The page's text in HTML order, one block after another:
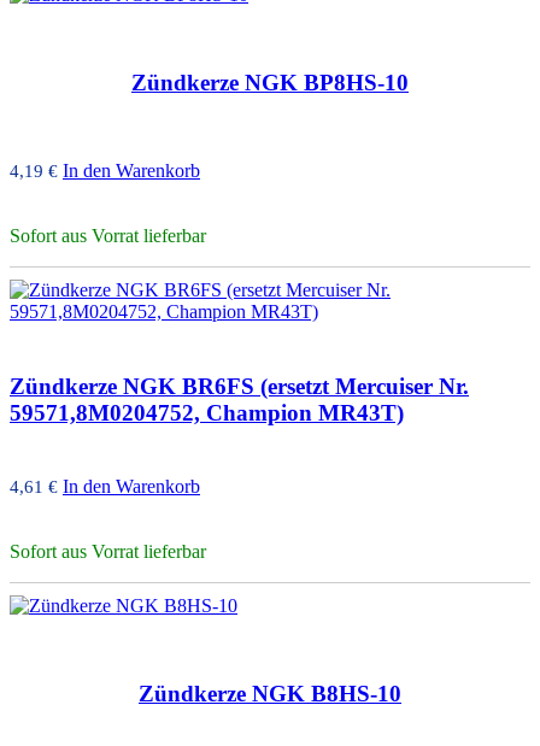
Zündkerze NGK BP8HS-10
4,19 € In den Warenkorb
Sofort aus Vorrat lieferbar
Zündkerze NGK BR6FS (ersetzt Mercuiser Nr.
59571,8M0204752, Champion MR43T)
4,61 € In den Warenkorb
Sofort aus Vorrat lieferbar
Zündkerze NGK B8HS-10